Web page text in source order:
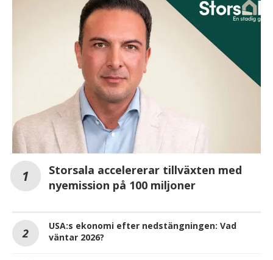
Storsala accelererar tillväxten med
nyemission på 100 miljoner
USA:s ekonomi efter nedstängningen: Vad
väntar 2026?